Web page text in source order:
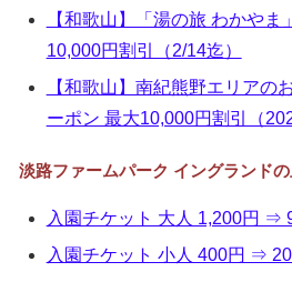
【和歌山】「湯の旅 わかやま
10,000円割引（2/14迄）
【和歌山】南紀熊野エリアの
ーポン 最大10,000円割引（
淡路ファームパーク イングランド
入園チケット 大人 1,200円 ⇒
入園チケット 小人 400円 ⇒